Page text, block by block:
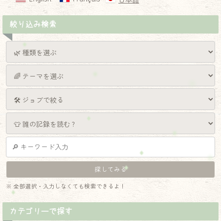
絞り込み検索
※ 全部選択・入力しなくても検索できるよ！
カテゴリーで探す